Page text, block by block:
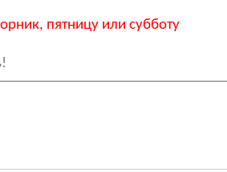
пятницу или субботу